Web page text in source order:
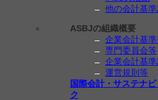
他の会計基
ASBJの組織概要
企業会計基準
専門委員会等
企業会計基
運営規則等
国際会計・サステナ
ク